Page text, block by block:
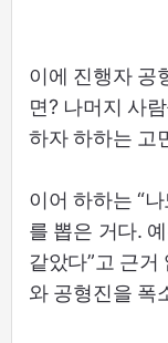
이에 진행자 공
면? 나머지 사
하자 하하는 고
이어 하하는 “
를 뽑은 거다.
같았다”고 근
와 공형진을 폭